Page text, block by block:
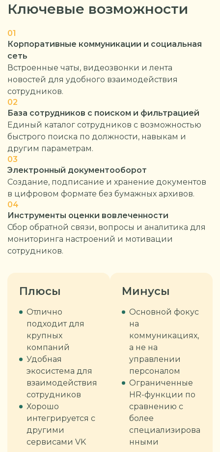
Ключевые возможности
01
Корпоративные коммуникации и социальная
сеть
Встроенные чаты, видеозвонки и лента
новостей для удобного взаимодействия
сотрудников.
02
База сотрудников с поиском и фильтрацией
Единый каталог сотрудников с возможностью
быстрого поиска по должности, навыкам и
другим параметрам.
03
Электронный документооборот
Создание, подписание и хранение документов
в цифровом формате без бумажных архивов.
04
Инструменты оценки вовлеченности
Сбор обратной связи, вопросы и аналитика для
мониторинга настроений и мотивации
сотрудников.
Плюсы
Отлично
подходит для
крупных
компаний
Удобная
экосистема для
взаимодействия
сотрудников
Хорошо
интегрируется с
другими
сервисами VK
Минусы
Основной фокус
на
коммуникациях,
а не на
управлении
персоналом
Ограниченные
HR-функции по
сравнению с
более
специализирова
нными